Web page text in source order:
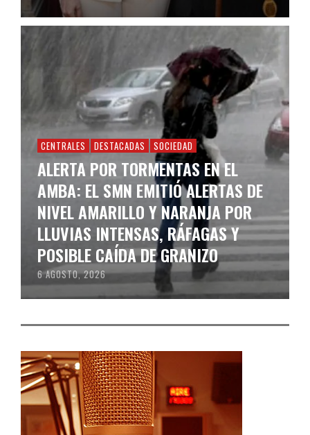
CENTRALES DESTACADAS SOCIEDAD
ALERTA POR TORMENTAS EN EL
AMBA: EL SMN EMITIÓ ALERTAS DE
NIVEL AMARILLO Y NARANJA POR
LLUVIAS INTENSAS, RÁFAGAS Y
POSIBLE CAÍDA DE GRANIZO
6 AGOSTO, 2026